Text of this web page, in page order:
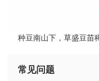
人声始终音调完美，随时
主要特点：
阶，包括各种音阶（大调
种豆南山下，草盛豆苗
常见问题